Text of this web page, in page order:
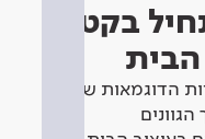
בקטן -
הדוגמאות שלנו